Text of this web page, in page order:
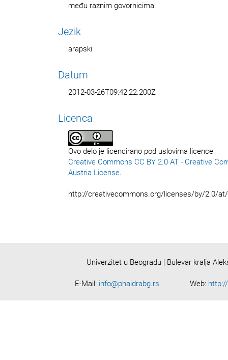
među raznim govornicima.
Jezik
arapski
Datum
2012-03-26T09:42:22.200Z
Licenca
Ovo delo je licencirano pod uslovima licence
Creative Commons CC BY 2.0 AT - Creative
Austria License.
http://creativecommons.org/licenses/by/2.0/
Univerzitet u Beogradu | Bulevar kralja
E-Mail: info@phaidrabg.rs Web: